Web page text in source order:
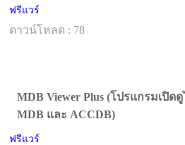
ฟรีแวร์
ดาวน์โหลด : 78
MDB Viewer Plus (โปรแกรมเปิดดู
MDB และ ACCDB)
ฟรีแวร์